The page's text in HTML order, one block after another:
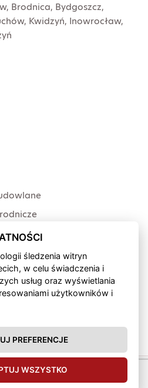
, Brodnica, Bydgoszcz,
, Kwidzyń, Inowrocław,
Design &
śledzenia witryn
w celu świadczenia i
usług oraz wyświetlania
użytkowników i
DOSTOSUJ PREFERENCJE
WSZYSTKO